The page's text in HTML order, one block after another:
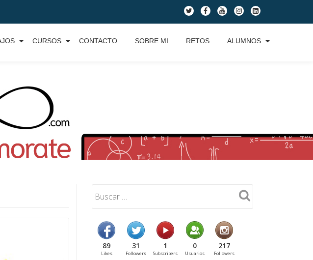
fa-
twitter
fa-
facebook
fa-
youtube
fa-
instagram
fa-
linkedin-
square
CURSOS CONTACTO SOBRE MI RETOS ALUMNOS
89
Likes
31
Followers
1
Subscribers
0
Usuarios
217
Followers